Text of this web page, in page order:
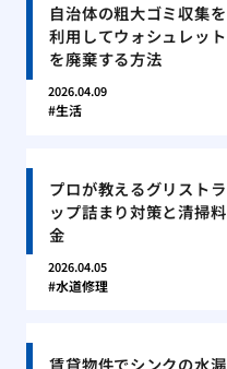
自治体の粗大ゴミ収集を
利用してウォシュレット
を廃棄する方法
2026.04.09
生活
プロが教えるグリストラ
ップ詰まり対策と清掃料
金
2026.04.05
水道修理
賃貸物件でシンクの水漏